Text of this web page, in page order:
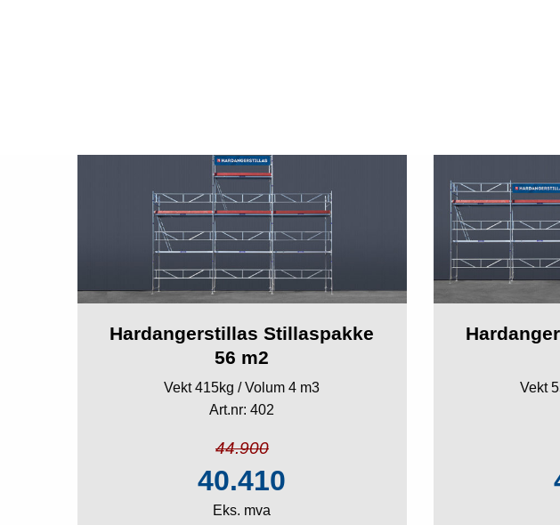
Hardangerstillas Stillaspakke
56 m2
Vekt 415kg / Volum 4 m3
Art.nr: 402
44.900
40.410
Eks. mva
Vekt